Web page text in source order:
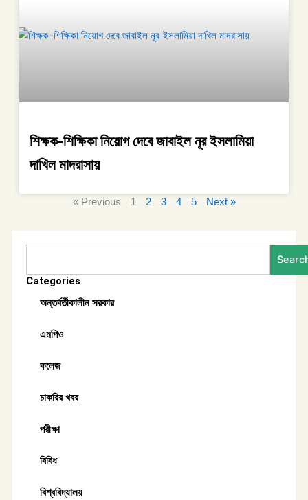
শিক্ষক-শিক্ষিকা নিয়োগ দেবে জাবাইল নূর ইসলামিয়া
দাখিল মাদরাসায়
« Previous 1 2 3 4 5 Next »
Categories
অন্তর্বর্তীকালীন সরকার
এমপিও
কলেজ
চাকরির খবর
পরীক্ষা
বিবিধ
বিশ্ববিদ্যালয়